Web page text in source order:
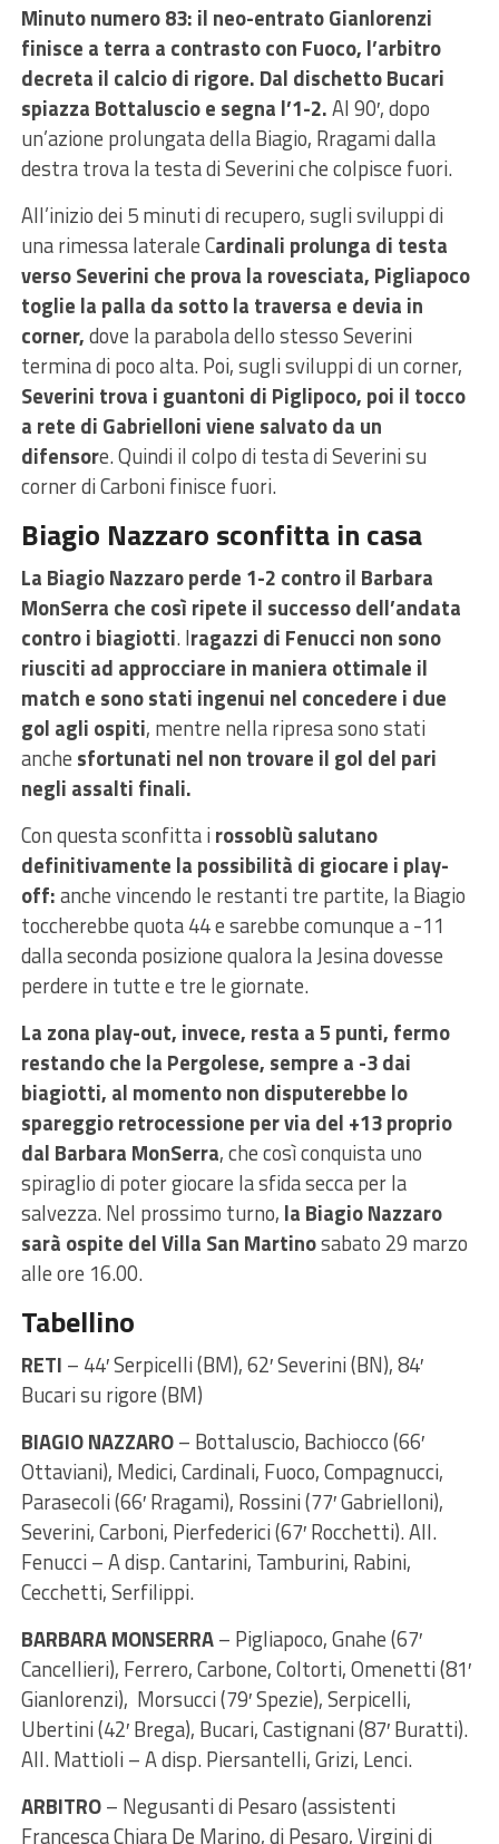
Minuto numero 83: il neo-entrato Gianlorenzi
finisce a terra a contrasto con Fuoco, l’arbitro
decreta il calcio di rigore. Dal dischetto Bucari
spiazza Bottaluscio e segna l’1-2.Al 90′, dopo
un’azione prolungata della Biagio, Rragami dalla
destra trova la testa di Severini che colpisce fuori.
All’inizio dei 5 minuti di recupero, sugli sviluppi di
una rimessa laterale Cardinali prolunga di testa
verso Severini che prova la rovesciata, Pigliapoco
toglie la palla da sotto la traversa e devia in
corner,dove la parabola dello stesso Severini
termina di poco alta. Poi, sugli sviluppi di un corner,
Severini trova i guantoni di Piglipoco, poi il tocco
a rete di Gabrielloni viene salvato da un
difensore. Quindi il colpo di testa di Severini su
corner di Carboni finisce fuori.
Biagio Nazzaro sconfitta in casa
La Biagio Nazzaro perde 1-2 contro il Barbara
MonSerra che così ripete il successo dell’andata
contro i biagiotti. Iragazzi di Fenucci non sono
riusciti ad approcciare in maniera ottimale il
match e sono stati ingenui nel concedere i due
gol agli ospiti, mentre nella ripresa sono stati
anche sfortunati nel non trovare il gol del pari
negli assalti finali.
Con questa sconfitta irossoblù salutano
definitivamente la possibilità di giocare i play-
off:anche vincendo le restanti tre partite, la Biagio
toccherebbe quota 44 e sarebbe comunque a -11
dalla seconda posizione qualora la Jesina dovesse
perdere in tutte e tre le giornate.
La zona play-out, invece, resta a 5 punti, fermo
restando che la Pergolese, sempre a -3 dai
biagiotti, al momento non disputerebbe lo
spareggio retrocessione per via del +13 proprio
dal Barbara MonSerra, che così conquista uno
spiraglio di poter giocare la sfida secca per la
salvezza. Nel prossimo turno, la Biagio Nazzaro
sarà ospite del Villa San Martinosabato 29 marzo
alle ore 16.00.
Tabellino
RETI – 44′ Serpicelli (BM), 62′ Severini (BN), 84′
Bucari su rigore (BM)
BIAGIO NAZZARO– Bottaluscio, Bachiocco (66′
Ottaviani), Medici, Cardinali, Fuoco, Compagnucci,
Parasecoli (66′ Rragami), Rossini (77′ Gabrielloni),
Severini, Carboni, Pierfederici (67′ Rocchetti). All.
Fenucci – A disp. Cantarini, Tamburini, Rabini,
Cecchetti, Serfilippi.
BARBARA MONSERRA– Pigliapoco, Gnahe (67′
Cancellieri), Ferrero, Carbone, Coltorti, Omenetti (81′
Gianlorenzi), Morsucci (79′ Spezie), Serpicelli,
Ubertini (42′ Brega), Bucari, Castignani (87′ Buratti).
All. Mattioli – A disp. Piersantelli, Grizi, Lenci.
ARBITRO– Negusanti di Pesaro (assistenti
Francesca Chiara De Marino, di Pesaro, Virgini di